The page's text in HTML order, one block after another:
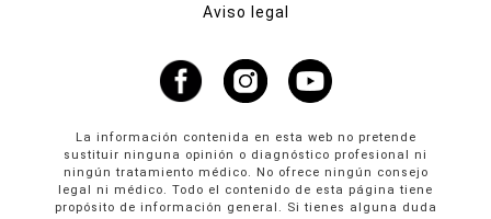
Aviso legal
La información contenida en esta web no pretende
sustituir ninguna opinión o diagnóstico profesional ni
ningún tratamiento médico. No ofrece ningún consejo
legal ni médico. Todo el contenido de esta página tiene
propósito de información general. Si tienes alguna duda